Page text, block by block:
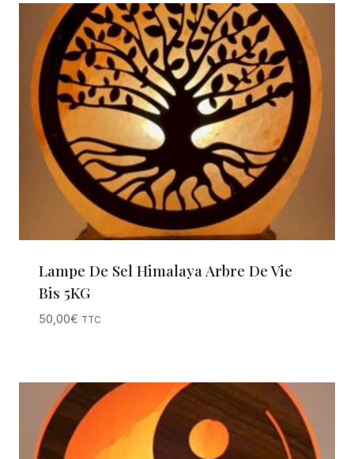
Lampe De Sel Himalaya Arbre De Vie
Bis 5KG
50,00€ TTC